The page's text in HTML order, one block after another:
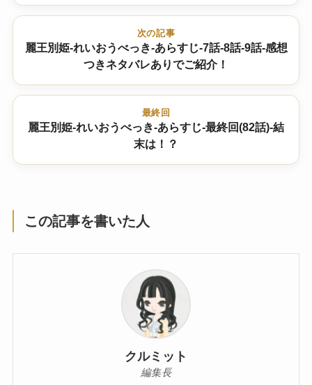
次の記事
麗王別姫-れいおうべっき-あらすじ-7話-8話-9話-感想
つきネタバレありでご紹介！
最終回
麗王別姫-れいおうべっき-あらすじ-最終回(82話)-結
末は！？
この記事を書いた人
クルミット
編集長